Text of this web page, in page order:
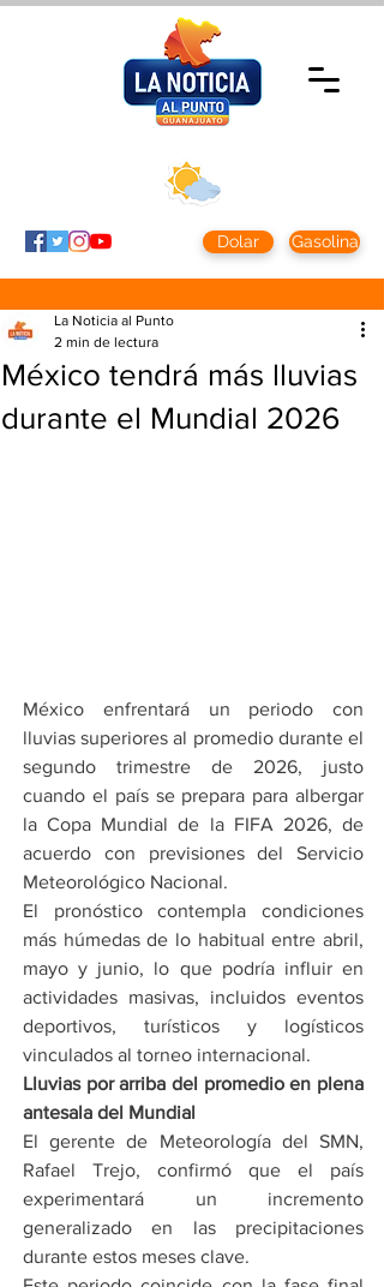
Dolar Gasolina
México tendrá más lluvias
durante el Mundial 2026
La Noticia al Punto
2 min de lectura
México enfrentará un periodo con
lluvias superiores al promedio durante el
segundo trimestre de 2026, justo
cuando el país se prepara para albergar
la Copa Mundial de la FIFA 2026, de
acuerdo con previsiones del Servicio
Meteorológico Nacional.
El pronóstico contempla condiciones
más húmedas de lo habitual entre abril,
mayo y junio, lo que podría influir en
actividades masivas, incluidos eventos
deportivos, turísticos y logísticos
vinculados al torneo internacional.
Lluvias por arriba del promedio en plena
antesala del Mundial
El gerente de Meteorología del SMN,
Rafael Trejo, confirmó que el país
experimentará un incremento
generalizado en las precipitaciones
durante estos meses clave.